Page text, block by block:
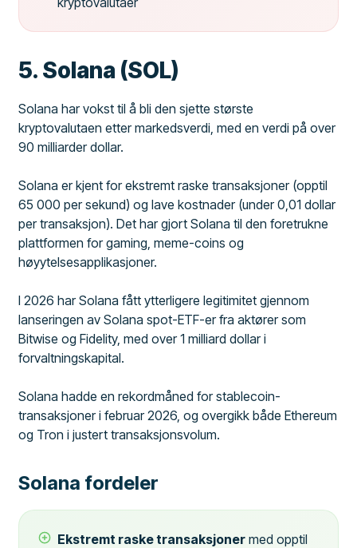
5. Solana (SOL)
Solana har vokst til å bli den sjette største
kryptovalutaen etter markedsverdi, med en verdi på over
90 milliarder dollar.
Solana er kjent for ekstremt raske transaksjoner (opptil
65 000 per sekund) og lave kostnader (under 0,01 dollar
per transaksjon). Det har gjort Solana til den foretrukne
plattformen for gaming, meme-coins og
høyytelsesapplikasjoner.
I 2026 har Solana fått ytterligere legitimitet gjennom
lanseringen av Solana spot-ETF-er fra aktører som
Bitwise og Fidelity, med over 1 milliard dollar i
forvaltningskapital.
Solana hadde en rekordmåned for stablecoin-
transaksjoner i februar 2026, og overgikk både Ethereum
og Tron i justert transaksjonsvolum.
Solana fordeler
Ekstremt raske transaksjoner med opptil